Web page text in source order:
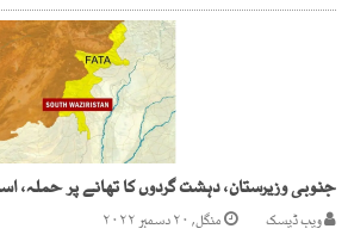
ویب ڈیسک منگل, ۲۰ دسمبر ۲۰۲۲